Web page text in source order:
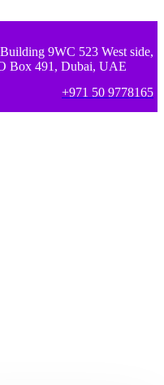
9WC 523 West side,
Box 491, Dubai, UAE
+971 50 9778165